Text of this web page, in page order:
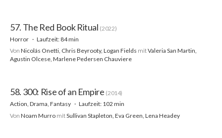
57. The Red Book Ritual (2022)
Horror
Laufzeit: 84 min
Von Nicolás Onetti, Chris Beyrooty, Logan Fields mitValeria San Martin,
Agustin Olcese, Marlene Pedersen Chauviere
58. 300: Rise of an Empire (2014)
Action, Drama, Fantasy
Laufzeit: 102 min
Von Noam Murro mitSullivan Stapleton, Eva Green, Lena Headey